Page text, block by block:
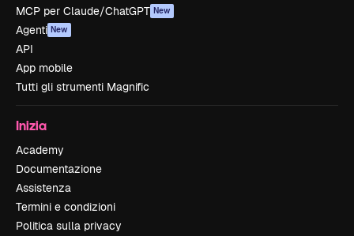
MCP per Claude/ChatGPT New
Agenti New
API
App mobile
Tutti gli strumenti Magnific
Inizia
Academy
Documentazione
Assistenza
Termini e condizioni
Politica sulla privacy